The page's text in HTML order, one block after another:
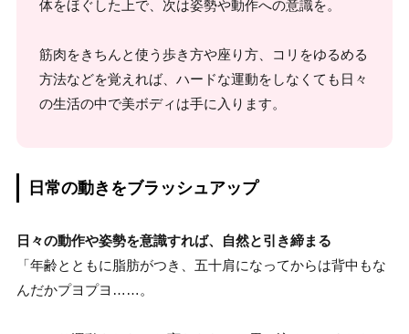
体をほぐした上で、次は姿勢や動作への意識を。
筋肉をきちんと使う歩き方や座り方、コリをゆるめる
方法などを覚えれば、ハードな運動をしなくても日々
の生活の中で美ボディは手に入ります。
日常の動きをブラッシュアップ
日々の動作や姿勢を意識すれば、自然と引き締まる
「年齢とともに脂肪がつき、五十肩になってからは背中もな
んだかプヨプヨ……。